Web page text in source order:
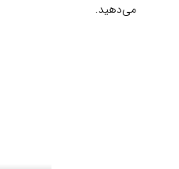
می‌دهید.